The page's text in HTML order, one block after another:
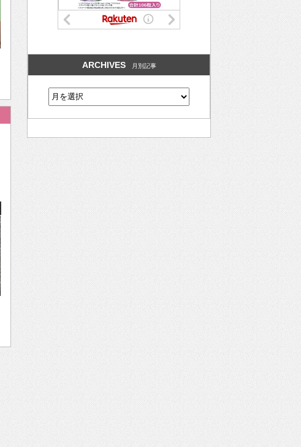
ARCHIVES 月別記事